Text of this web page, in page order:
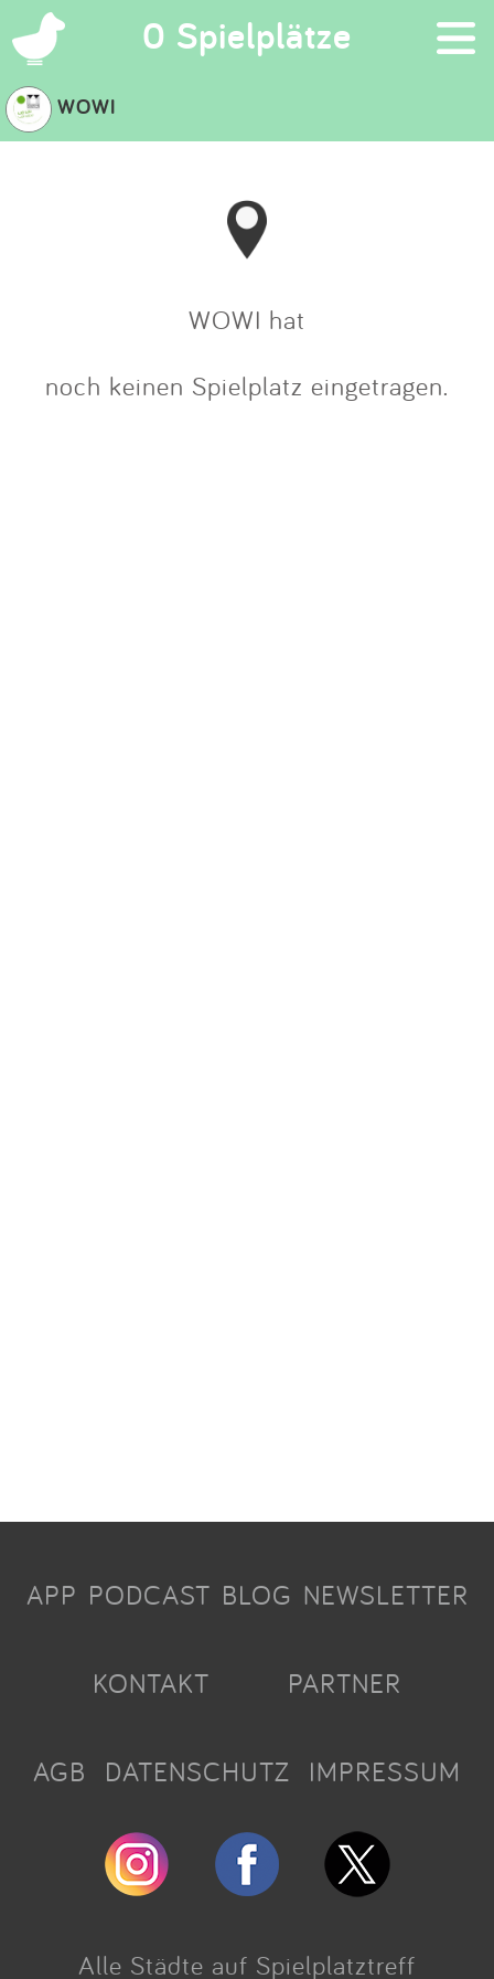
0 Spielplätze ×
Suchen
Eintragen
App
Blog
Partner
WOWI
WOWI hat
noch keinen Spielplatz eingetragen.
APP PODCAST BLOG NEWSLETTER
KONTAKT PARTNER
AGB DATENSCHUTZ IMPRESSUM
Alle Städte auf Spielplatztreff